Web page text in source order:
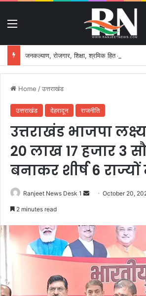
Home /उत्तराखंड
उत्तराखंड देहरादून राजनीति
उत्तराखंड भाजपा
20 लाख 17 हजार 3
बनाकर शीर्ष 6
Ranjeet News Desk 1
d
a
n
e
m
a
October 20,
2 minutes read